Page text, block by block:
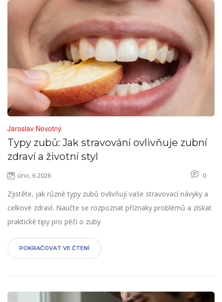
Jaroslav Novotný
Typy zubů: Jak stravování ovlivňuje zubní
zdraví a životní styl
úno, 6 2026 0
Zjistěte, jak různé typy zubů ovlivňují vaše stravovací návyky a
celkové zdraví. Naučte se rozpoznat příznaky problémů a získat
praktické tipy pro péči o zuby.
POKRAČOVAT VE ČTENÍ